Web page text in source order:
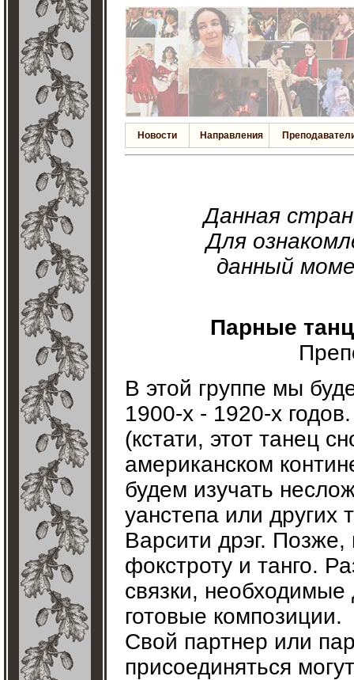
Новости Направления
Данная
Для
данный
Парные
В этой группе мы
1900-х - 1920-х
(кстати, этот танец
американском
будем изучать
уанстепа или других
Варсити дрэг.
фокстроту и танго.
связки,
готовые композиции.
Свой партнер или
присоединяться